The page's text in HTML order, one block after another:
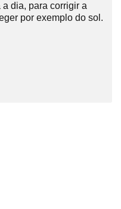
dia, para corrigir a
por exemplo do sol.